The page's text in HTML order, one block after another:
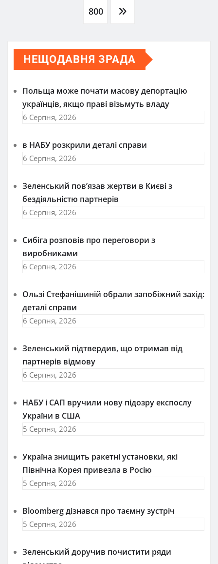
800
НЕЩОДАВНЯ ЗРАДА
Польща може почати масову депортацію
українців, якщо праві візьмуть владу
6 Серпня, 2026
в НАБУ розкрили деталі справи
6 Серпня, 2026
Зеленський пов’язав жертви в Києві з
бездіяльністю партнерів
6 Серпня, 2026
Сибіга розповів про переговори з
виробниками
6 Серпня, 2026
Ользі Стефанішиній обрали запобіжний захід:
деталі справи
6 Серпня, 2026
Зеленський підтвердив, що отримав від
партнерів відмову
6 Серпня, 2026
НАБУ і САП вручили нову підозру експослу
України в США
5 Серпня, 2026
Україна знищить ракетні установки, які
Північна Корея привезла в Росію
5 Серпня, 2026
Bloomberg дізнався про таємну зустріч
5 Серпня, 2026
Зеленський доручив почистити ряди